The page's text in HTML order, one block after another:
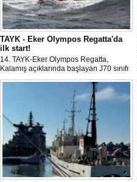
TAYK - Eker Olympos Regatta'da
ilk start!
14. TAYK-Eker Olympos Regatta,
Kalamış açıklarında başlayan J70 sınıfı
yarışlarıyla ilk startını verdi. İstanbul'u 10
gün boyunca yelken coşkusuyla
buluşturacak organizasyonun ilk
gününde 9 tekne rüzgârla buluştu.